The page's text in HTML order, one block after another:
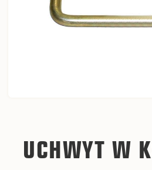
UCHWYT W